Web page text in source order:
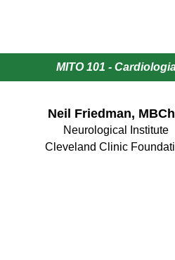
MITO 101 -
Neil Friedman,
Neurological Institute
Cleveland Clinic